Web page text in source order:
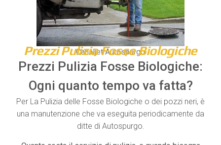
Canaljet Autospurgo
Prezzi Pulizia Fosse Biologiche
Prezzi Pulizia Fosse Biologiche:
Ogni quanto tempo va fatta?
Per La Pulizia delle Fosse Biologiche o dei pozzi neri, è
una manutenzione che va eseguita periodicamente da
ditte di Autospurgo.